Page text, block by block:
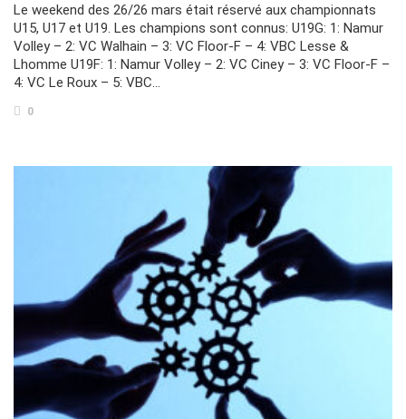
Le weekend des 26/26 mars était réservé aux championnats
U15, U17 et U19. Les champions sont connus: U19G: 1: Namur
Volley – 2: VC Walhain – 3: VC Floor-F – 4: VBC Lesse &
Lhomme U19F: 1: Namur Volley – 2: VC Ciney – 3: VC Floor-F –
4: VC Le Roux – 5: VBC…
0